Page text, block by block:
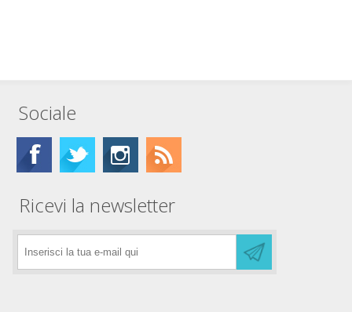
Sociale
Ricevi la newsletter